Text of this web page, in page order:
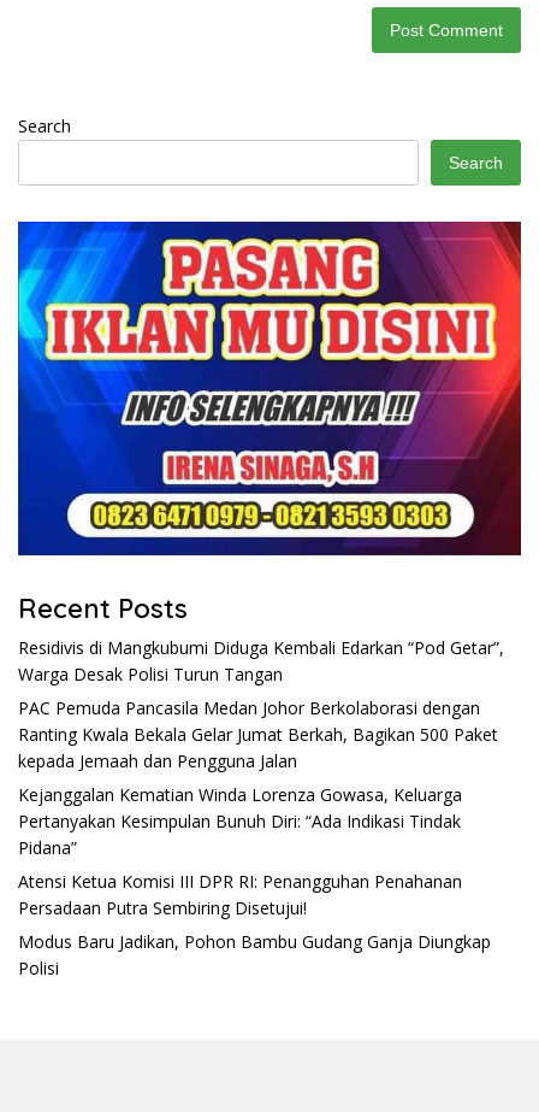
Search
Search
Recent Posts
Residivis di Mangkubumi Diduga Kembali Edarkan “Pod Getar”,
Warga Desak Polisi Turun Tangan
PAC Pemuda Pancasila Medan Johor Berkolaborasi dengan
Ranting Kwala Bekala Gelar Jumat Berkah, Bagikan 500 Paket
kepada Jemaah dan Pengguna Jalan
Kejanggalan Kematian Winda Lorenza Gowasa, Keluarga
Pertanyakan Kesimpulan Bunuh Diri: “Ada Indikasi Tindak
Pidana”
Atensi Ketua Komisi III DPR RI: Penangguhan Penahanan
Persadaan Putra Sembiring Disetujui!
Modus Baru Jadikan, Pohon Bambu Gudang Ganja Diungkap
Polisi